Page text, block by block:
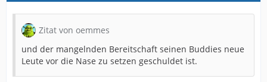
Zitat von oemmes
und der mangelnden Bereitschaft seinen Buddies neue
Leute vor die Nase zu setzen geschuldet ist.